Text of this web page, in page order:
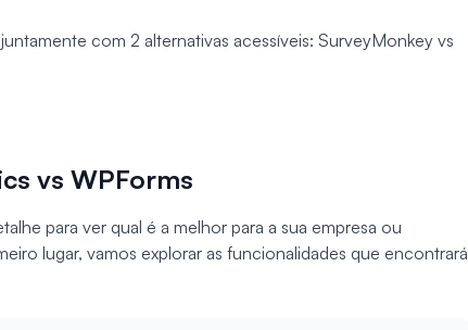
com 2 alternativas acessíveis: SurveyMonkey vs
vs WPForms
para ver qual é a melhor para a sua empresa ou
lugar, vamos explorar as funcionalidades que encontrará